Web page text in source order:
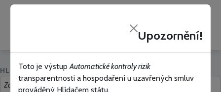
PŘIHLÁSIT SE
HLEDAT V HLÍDAČI STÁTU
Zavřít
Upozornění!
Toto je výstupAutomatické kontroly rizik
transparentnosti a hospodaření u uzavřených smluv
prováděný Hlídačem státu.